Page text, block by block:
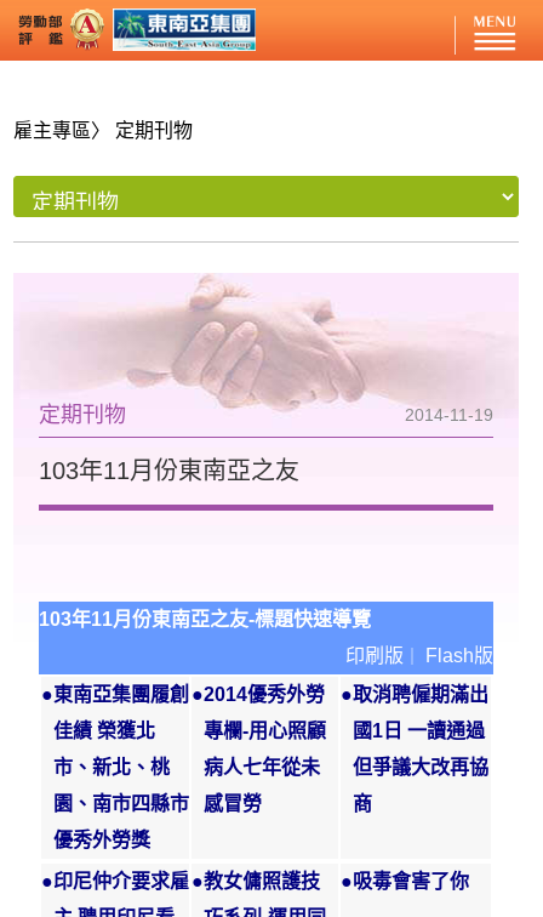
雇主專區〉 定期刊物
2014-11-19
定期刊物
103年11月份東南亞之友
103年11月份東南亞之友-標題快速導覽
印刷版
Flash版
●東南亞集團履創
佳績 榮獲北
市、新北、桃
園、南市四縣市
優秀外勞獎
●2014優秀外勞
專欄-用心照顧
病人七年從未
感冒勞
●取消聘僱期滿出
國1日 一讀通過
但爭議大改再協
商
●印尼仲介要求雇●教女傭照護技
●吸毒會害了你